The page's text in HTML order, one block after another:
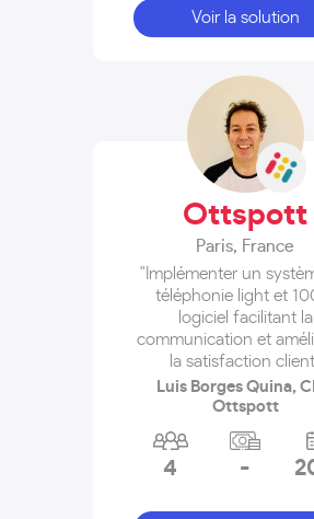
Voir la solution
Ottspott
Paris, France
"Implémenter un
téléphonie light et
logiciel facilitant la
communication et
la satisfaction
Luis Borges Quina,
Ottspott
4 -